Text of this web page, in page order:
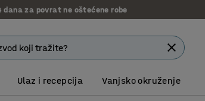
dana za povrat ne oštećene robe
Ulaz i recepcija Vanjsko okruženje